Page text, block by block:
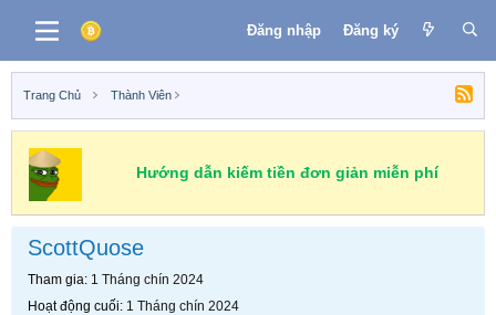
Đăng nhập Đăng ký
Trang Chủ Thành Viên
Hướng dẫn kiếm tiền đơn giản miễn phí
ScottQuose
Tham gia 1 Tháng chín 2024
Hoạt động cuối 1 Tháng chín 2024